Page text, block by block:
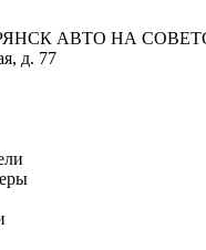
АВТО НА
д. 77